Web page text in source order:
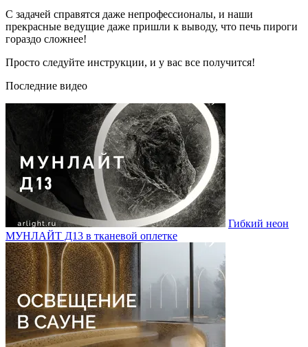
С задачей справятся даже непрофессионалы, и наши
прекрасные ведущие даже пришли к выводу, что печь пироги
гораздо сложнее!
Просто следуйте инструкции, и у вас все получится!
Последние видео
Гибкий неон
МУНЛАЙТ Д13 в тканевой оплетке